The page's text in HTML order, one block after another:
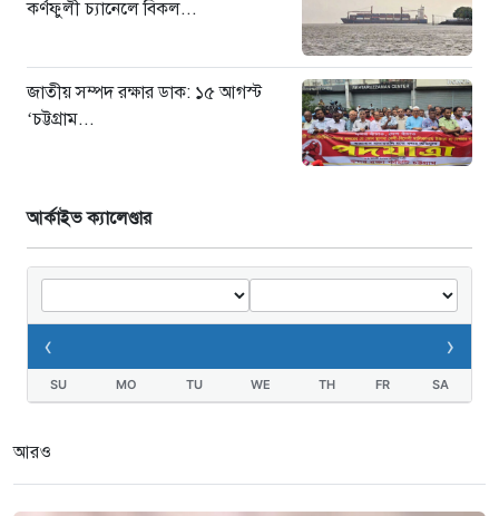
কর্ণফুলী চ্যানেলে বিকল...
জাতীয় সম্পদ রক্ষার ডাক: ১৫ আগস্ট
‘চট্টগ্রাম...
আর্কাইভ ক্যালেণ্ডার
‹ ›
SU MO TU WE TH FR SA
আরও